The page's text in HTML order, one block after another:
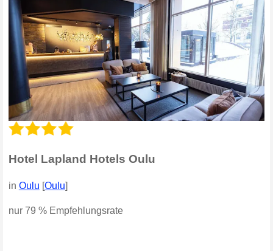
Hotel Lapland Hotels Oulu
in Oulu [Oulu]
nur 79 % Empfehlungsrate